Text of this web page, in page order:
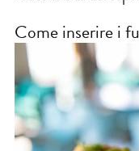
Come inserire i